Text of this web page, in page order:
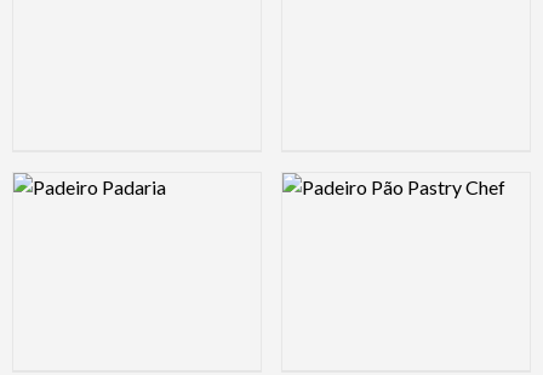
Logo Preview Image Logo Preview Image